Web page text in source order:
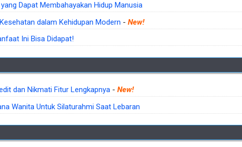
Dapat Membahayakan Hidup Manusia
dalam Kehidupan Modern - New!
Ini Bisa Didapat!
dan Nikmati Fitur Lengkapnya- New!
Wanita Untuk Silaturahmi Saat Lebaran